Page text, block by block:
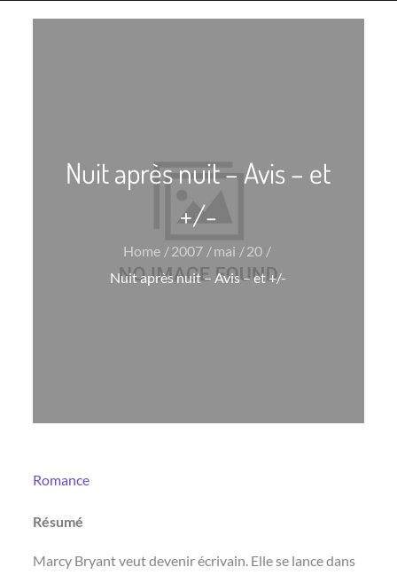
Nuit après nuit – Avis – et
+/-
Home 2007 mai
20
Nuit après nuit – Avis – et +/-
Romance
Résumé
Marcy Bryant veut devenir écrivain. Elle se lance dans